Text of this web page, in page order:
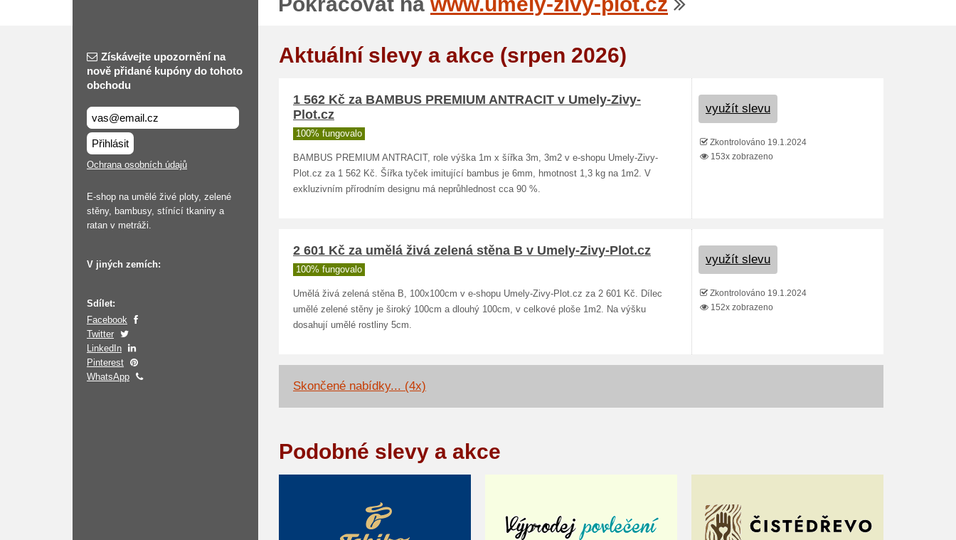
Získávejte upozornění na
nově přidané kupóny do tohoto
obchodu
Přihlásit
Ochrana osobních údajů
E-shop na umělé živé ploty, zelené
stěny, bambusy, stínící tkaniny a
ratan v metráži.
V jiných zemích:
Sdílet:
Facebook
Twitter
LinkedIn
Pinterest
WhatsApp
Aktuální slevy a akce (srpen 2026)
1 562 Kč za BAMBUS PREMIUM ANTRACIT v Umely-Zivy-
Plot.cz
100% fungovalo
BAMBUS PREMIUM ANTRACIT, role výška 1m x šířka 3m, 3m2 v e-shopu Umely-Zivy-
Plot.cz za 1 562 Kč. Šířka tyček imitující bambus je 6mm, hmotnost 1,3 kg na 1m2. V
exkluzivním přírodním designu má neprůhlednost cca 90 %.
využít slevu
Zkontrolováno 19.1.2024
153x zobrazeno
2 601 Kč za umělá živá zelená stěna B v Umely-Zivy-Plot.cz
100% fungovalo
Umělá živá zelená stěna B, 100x100cm v e-shopu Umely-Zivy-Plot.cz za 2 601 Kč. Dílec
umělé zelené stěny je široký 100cm a dlouhý 100cm, v celkové ploše 1m2. Na výšku
dosahují umělé rostliny 5cm.
využít slevu
Zkontrolováno 19.1.2024
152x zobrazeno
Skončené nabídky... (4x)
Podobné slevy a akce